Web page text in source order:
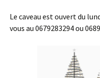
Le caveau est ouvert du
vous au 0679283294 ou